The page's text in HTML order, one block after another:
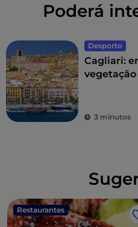
Poderá
Desporto
Cagliari:
vegetação
3 minutos
Restaurantes